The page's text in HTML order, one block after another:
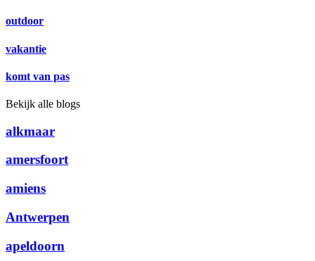
outdoor
vakantie
komt van pas
Bekijk alle blogs
alkmaar
amersfoort
amiens
Antwerpen
apeldoorn